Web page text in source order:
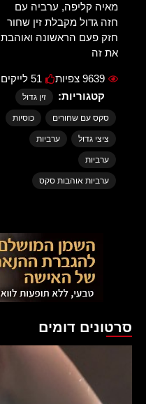
מאיה קליפה, ערביה עם
חזה גדול מקבלת זין שחור
חזק פעם הראשונה ואוהבת
את זה
9639 צפיות
51 לייקים
קטגוריות:
זין גדול
סקס עם שחורים כוסיות
ציצי גדול ערביות
ערביות
ערביות אוהבות סקס
סרטונים דומים